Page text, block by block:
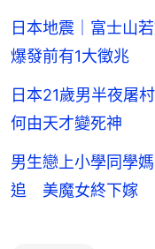
日本地震｜富士山
爆發前有1大徵兆
日本21歲男半夜屠
何由天才變死神
男生戀上小學同學
追 美魔女終下嫁